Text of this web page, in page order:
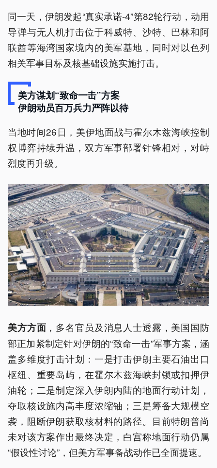
同一天，伊朗发起“真实承诺-4”第82轮行动，动用
导弹与无人机打击位于科威特、沙特、巴林和阿
联酋等海湾国家境内的美军基地，同时对以色列
相关军事目标及核基础设施实施打击。
美方谋划“致命一击”方案
伊朗动员百万兵力严阵以待
当地时间26日，美伊地面战与霍尔木兹海峡控制
权博弈持续升温，双方军事部署针锋相对，对峙
烈度再升级。
美方方面 ，多名官员及消息人士透露，美国国防
部正加紧制定针对伊朗的“致命一击”军事方案，涵
盖多维度打击计划：一是打击伊朗主要石油出口
枢纽、重要岛屿，在霍尔木兹海峡封锁或扣押伊
油轮；二是制定深入伊朗内陆的地面行动计划，
夺取核设施内高丰度浓缩铀；三是筹备大规模空
袭，阻断伊朗获取核材料的路径。目前特朗普尚
未对该方案作出最终决定，白宫称地面行动仍属
“假设性讨论”，但美方军事备战动作已全面提速。